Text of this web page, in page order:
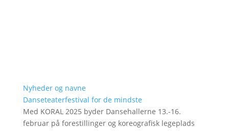
Nyheder og navne
Danseteaterfestival for de mindste
Med KORAL 2025 byder Dansehallerne 13.-16.
februar på forestillinger og koreografisk legeplads